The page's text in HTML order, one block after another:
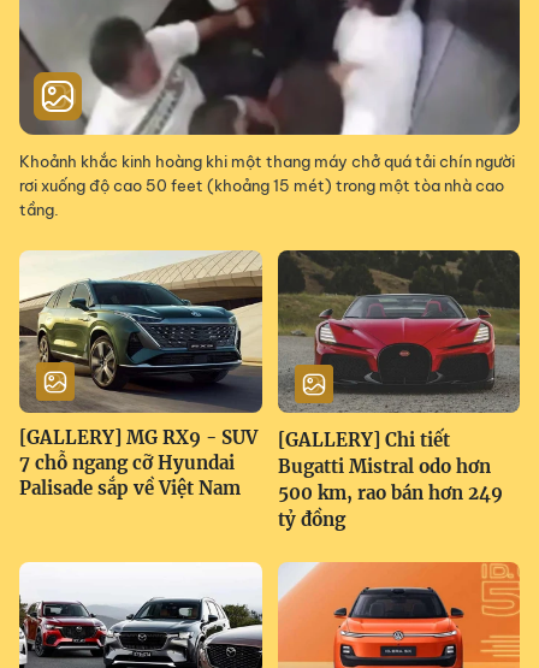
Khoảnh khắc kinh hoàng khi một thang máy chở quá tải chín người
rơi xuống độ cao 50 feet (khoảng 15 mét) trong một tòa nhà cao
tầng.
[GALLERY] MG RX9 - SUV
7 chỗ ngang cỡ Hyundai
Palisade sắp về Việt Nam
[GALLERY] Chi tiết
Bugatti Mistral odo hơn
500 km, rao bán hơn 249
tỷ đồng